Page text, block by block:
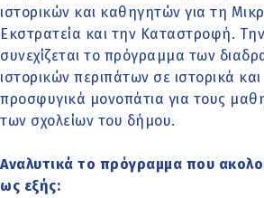
ιστορικών και καθηγητών για τη
Εκστρατεία και την Καταστροφή.
συνεχίζεται το πρόγραμμα των
ιστορικών περιπάτων σε ιστορικά και
προσφυγικά μονοπάτια για τους
των σχολείων του δήμου.
Αναλυτικά το πρόγραμμα που
ως εξής: